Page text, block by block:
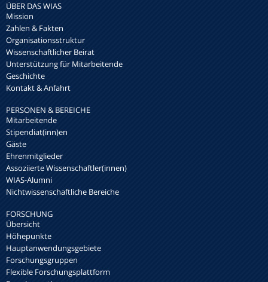
ÜBER DAS WIAS
Mission
Zahlen & Fakten
Organisationsstruktur
Wissenschaftlicher Beirat
Unterstützung für Mitarbeitende
Geschichte
Kontakt & Anfahrt
PERSONEN & BEREICHE
Mitarbeitende
Stipendiat(inn)en
Gäste
Ehrenmitglieder
Assoziierte Wissenschaftler(innen)
WIAS-Alumni
Nichtwissenschaftliche Bereiche
FORSCHUNG
Übersicht
Höhepunkte
Hauptanwendungsgebiete
Forschungsgruppen
Flexible Forschungsplattform